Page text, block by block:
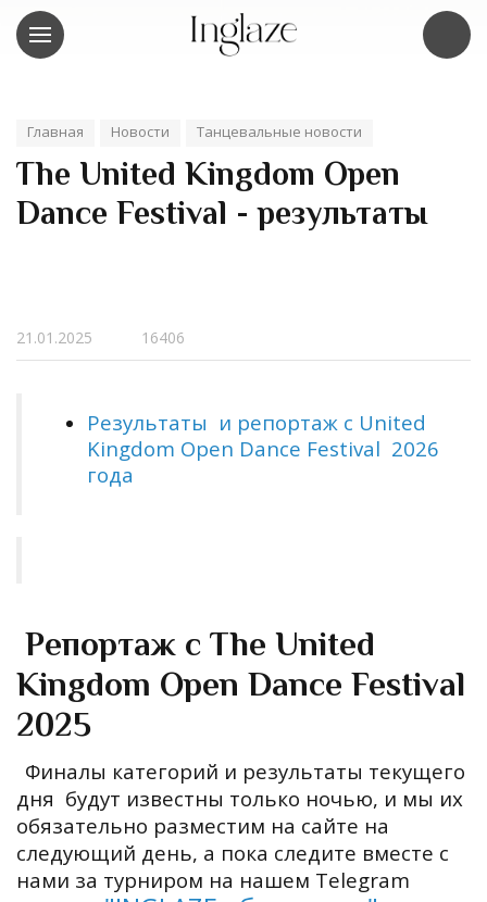
Главная Новости Танцевальные новости
The United Kingdom Open
Dance Festival - результаты
21.01.2025 16406
Результаты и репортаж с United
Kingdom Open Dance Festival 2026
года
Репортаж с The United
Kingdom Open Dance Festival
2025
Финалы категорий и результаты текущего
дня будут известны только ночью, и мы их
обязательно разместим на сайте на
следующий день, а пока следите вместе с
нами за турниром на нашем Telegram